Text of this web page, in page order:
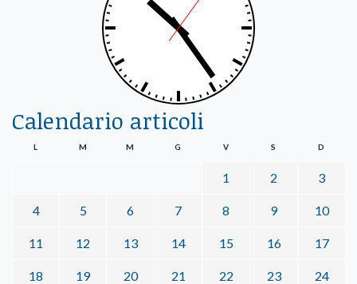
Calendario articoli
L M M G V S D
1 2 3
4 5 6 7 8 9 10
11 12 13 14 15 16 17
18 19 20 21 22 23 24